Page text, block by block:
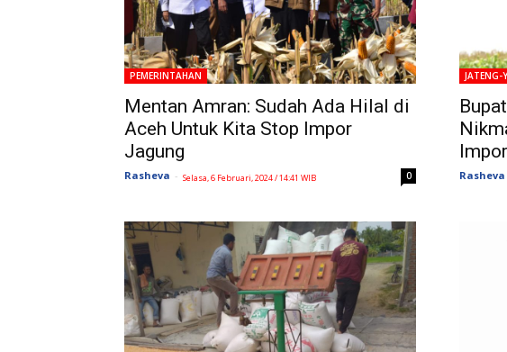
PEMERINTAHAN
Mentan Amran: Sudah Ada Hilal di
Aceh Untuk Kita Stop Impor
Jagung
Rasheva - Selasa, 6 Februari, 2024 / 14:41 WIB 0
JATENG-
Rasheva